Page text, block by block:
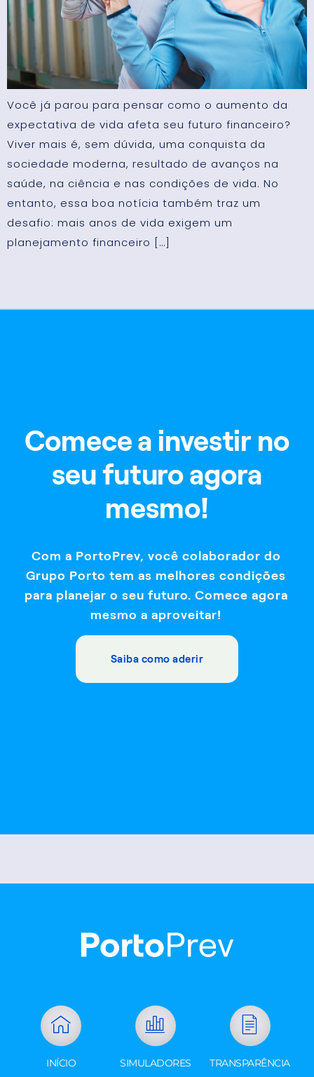
Você já parou para pensar como o aumento da
expectativa de vida afeta seu futuro financeiro?
Viver mais é, sem dúvida, uma conquista da
sociedade moderna, resultado de avanços na
saúde, na ciência e nas condições de vida. No
entanto, essa boa notícia também traz um
desafio: mais anos de vida exigem um
planejamento financeiro […]
Comece a investir no
seu futuro agora
mesmo!
Com a PortoPrev, você colaborador do
Grupo Porto tem as melhores condições
para planejar o seu futuro. Comece agora
mesmo a aproveitar!
Saiba como aderir
INÍCIO SIMULADORES TRANSPARÊNCIA